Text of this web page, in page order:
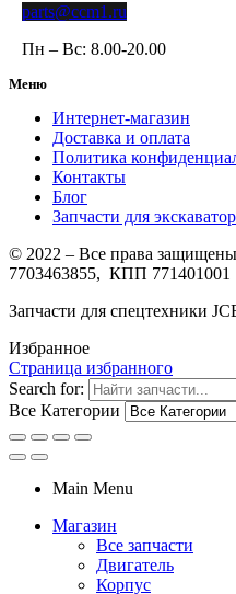
parts@ccm1.ru
Пн – Вс: 8.00-20.00
Меню
Интернет-магазин
Доставка и оплата
Политика
Контакты
Блог
Запчасти для
© 2022 – Все права
7703463855, КПП 771401001
Запчасти для спецтехники
Избранное
Страница избранного
Search for:
Все Категории
Main Menu
Магазин
Все запчасти
Двигатель
Корпус